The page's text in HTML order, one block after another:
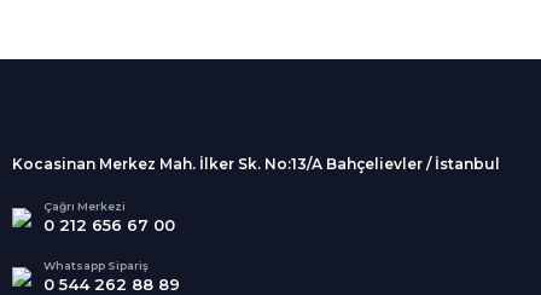
Alışveriş
kargolanmaktadır.
Tüm Kredi Kartlarına taksit
seçenekleri
Kocasinan Merkez Mah. İlker Sk. No:13/A Bahçelievler / İstanbul
Çağrı Merkezi
0 212 656 67 00
Whatsapp Sipariş
0 544 262 88 89